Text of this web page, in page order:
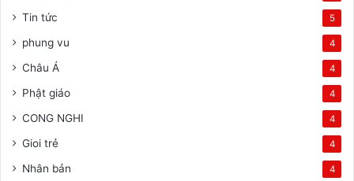
Tin tức 5
phung vu 4
Châu Á 4
Phật giáo 4
CONG NGHI 4
Gioi trẻ 4
Nhân bản 4